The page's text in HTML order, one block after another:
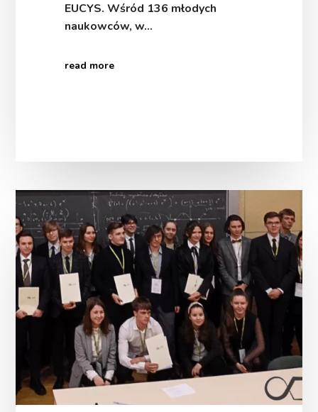
EUCYS. Wśród 136 młodych
naukowców, w…
read more
Polska
Edycja
EUCYS
–
młodzi
naukowcy
zachwycili
jury!